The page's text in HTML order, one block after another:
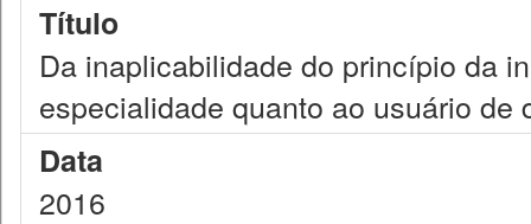
Título
Da inaplicabilidade do princípio da
especialidade quanto ao usuário
Data
2016